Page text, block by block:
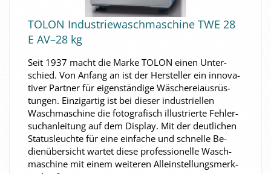
TOLON In­dus­trie­wasch­ma­schi­ne TWE 28
E AV–28 kg
Seit 1937 macht die Marke TOLON einen Un­ter­
schied. Von An­fang an ist der Her­stel­ler ein in­no­va­
ti­ver Part­ner für ei­gen­stän­di­ge Wä­sche­rei­aus­rüs­
tun­gen. Ein­zig­ar­tig ist bei die­ser in­dus­tri­el­len
Wasch­ma­schi­ne die fo­to­gra­fisch il­lus­trier­te Feh­ler­
such­an­lei­tung auf dem Dis­play. Mit der deut­li­chen
Sta­tus­leuch­te für eine ein­fa­che und schnel­le Be­
dien­über­sicht war­tet diese pro­fes­sio­nel­le Wasch­
ma­schi­ne mit einem wei­te­ren Al­lein­stel­lungs­merk­